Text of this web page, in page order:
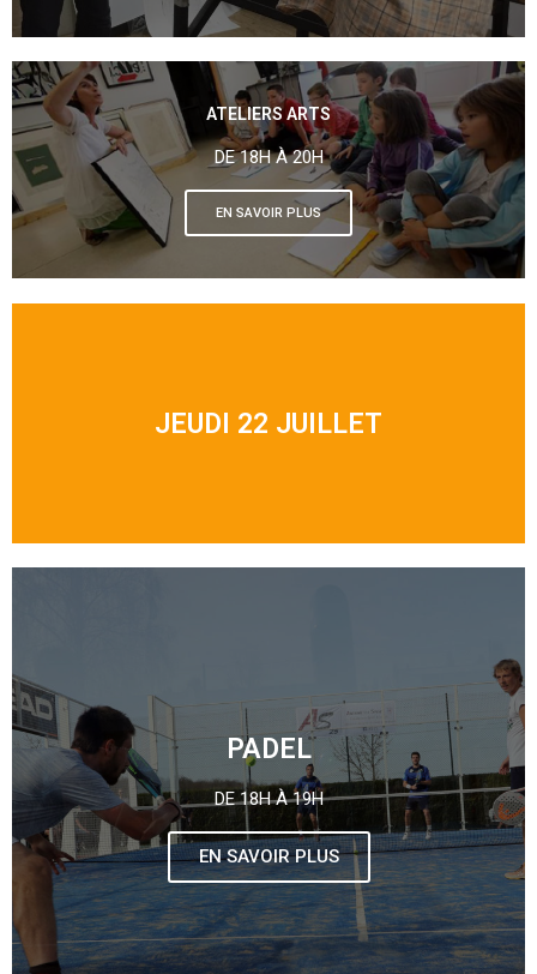
ATELIERS ARTS
DE 18H À 20H
EN SAVOIR PLUS
JEUDI 22 JUILLET
PADEL
DE 18H À 19H
EN SAVOIR PLUS